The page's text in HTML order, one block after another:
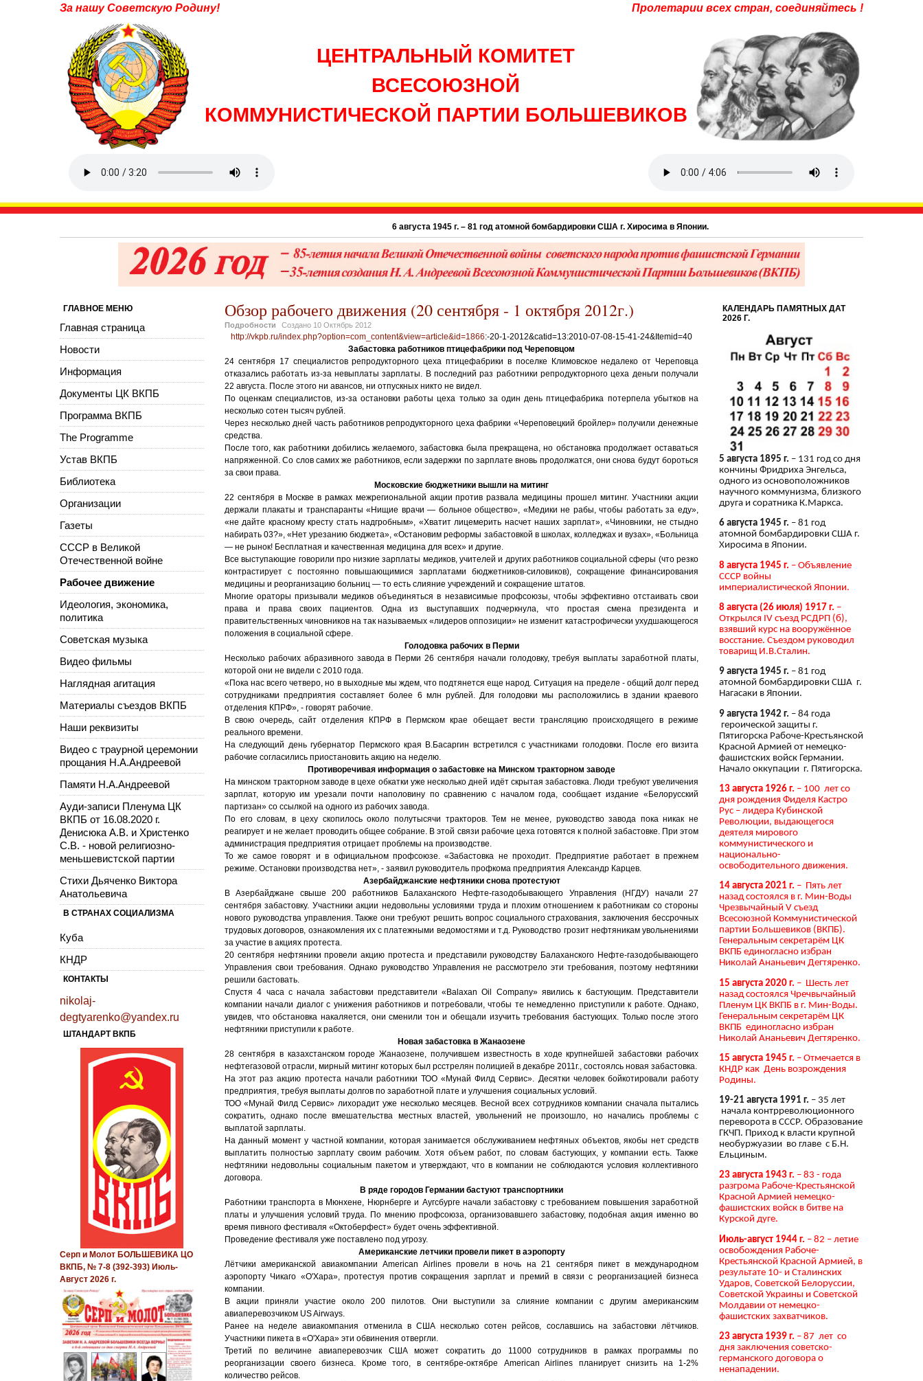
За нашу Советскую Родину! Пролетарии всех стран, соединяйтесь !
ЦЕНТРАЛЬНЫЙ КОМИТЕТ
ВСЕСОЮЗНОЙ
КОММУНИСТИЧЕСКОЙ ПАРТИИ БОЛЬШЕВИКОВ
6 августа 1945 г. – 81 год атомной бомбардировки США г. Хиросима в Японии.
Обзор рабочего движения (20 сентября - 1 октября 2012г.)
Подробности Создано 10 Октябрь 2012
http://vkpb.ru/index.php?option=com_content&view=article&id=1866:-20-1-2012&catid=13:2010-07-08-15-41-24&Itemid=40
Забастовка работников птицефабрики под Череповцом
24 сентября 17 специалистов репродукторного цеха птицефабрики в поселке Климовское недалеко от Череповца
отказались работать из-за невыплаты зарплаты. В последний раз работники репродукторного цеха деньги получали
22 августа. После этого ни авансов, ни отпускных никто не видел.
По оценкам специалистов, из-за остановки работы цеха только за один день птицефабрика потерпела убытков на
несколько сотен тысяч рублей.
Через несколько дней часть работников репродукторного цеха фабрики «Череповецкий бройлер» получили денежные
средства.
После того, как работники добились желаемого, забастовка была прекращена, но обстановка продолжает оставаться
напряженной. Со слов самих же работников, если задержки по зарплате вновь продолжатся, они снова будут бороться
за свои права.
Московские бюджетники вышли на митинг
22 сентября в Москве в рамках межрегиональной акции против развала медицины прошел митинг. Участники акции
держали плакаты и транспаранты «Нищие врачи — больное общество», «Медики не рабы, чтобы работать за еду»,
«не дайте красному кресту стать надгробным», «Хватит лицемерить насчет наших зарплат», «Чиновники, не стыдно
набирать 03?», «Нет урезанию бюджета», «Остановим реформы забастовкой в школах, колледжах и вузах», «Больница
— не рынок! Бесплатная и качественная медицина для всех» и другие.
Все выступающие говорили про низкие зарплаты медиков, учителей и других работников социальной сферы (что резко
контрастирует с постоянно повышающимися зарплатами бюджетников-силовиков), сокращение финансирования
медицины и реорганизацию больниц — то есть слияние учреждений и сокращение штатов.
Многие ораторы призывали медиков объединяться в независимые профсоюзы, чтобы эффективно отстаивать свои
права и права своих пациентов. Одна из выступавших подчеркнула, что простая смена президента и
правительственных чиновников на так называемых «лидеров оппозиции» не изменит катастрофически ухудшающегося
положения в социальной сфере.
Голодовка рабочих в Перми
Несколько рабочих абразивного завода в Перми 26 сентября начали голодовку, требуя выплаты заработной платы,
которой они не видели с 2010 года.
«Пока нас всего четверо, но в выходные мы ждем, что подтянется еще народ. Ситуация на пределе - общий долг перед
сотрудниками предприятия составляет более 6 млн рублей. Для голодовки мы расположились в здании краевого
отделения КПРФ», - говорят рабочие.
В свою очередь, сайт отделения КПРФ в Пермском крае обещает вести трансляцию происходящего в режиме
реального времени.
На следующий день губернатор Пермского края В.Басаргин встретился с участниками голодовки. После его визита
рабочие согласились приостановить акцию на неделю.
Противоречивая информация о забастовке на Минском тракторном заводе
На минском тракторном заводе в цехе обкатки уже несколько дней идёт скрытая забастовка. Люди требуют увеличения
зарплат, которую им урезали почти наполовину по сравнению с началом года, сообщает издание «Белорусский
партизан» со ссылкой на одного из рабочих завода.
По его словам, в цеху скопилось около полутысячи тракторов. Тем не менее, руководство завода пока никак не
реагирует и не желает проводить общее собрание. В этой связи рабочие цеха готовятся к полной забастовке. При этом
администрация предприятия отрицает проблемы на производстве.
То же самое говорят и в официальном профсоюзе. «Забастовка не проходит. Предприятие работает в прежнем
режиме. Остановки производства нет», - заявил руководитель профкома предприятия Александр Карцев.
Азербайджанские нефтяники снова протестуют
В Азербайджане свыше 200 работников Балаханского Нефте-газодобывающего Управления (НГДУ) начали 27
сентября забастовку. Участники акции недовольны условиями труда и плохим отношением к работникам со стороны
нового руководства управления. Также они требуют решить вопрос социального страхования, заключения бессрочных
трудовых договоров, ознакомления их с платежными ведомостями и т.д. Руководство грозит нефтяникам увольнениями
за участие в акциях протеста.
20 сентября нефтяники провели акцию протеста и представили руководству Балаханского Нефте-газодобывающего
Управления свои требования. Однако руководство Управления не рассмотрело эти требования, поэтому нефтяники
решили бастовать.
Спустя 4 часа с начала забастовки представители «Balaxan Oil Company» явились к бастующим. Представители
компании начали диалог с унижения работников и потребовали, чтобы те немедленно приступили к работе. Однако,
увидев, что обстановка накаляется, они сменили тон и обещали изучить требования бастующих. Только после этого
нефтяники приступили к работе.
Новая забастовка в Жанаозене
28 сентября в казахстанском городе Жанаозене, получившем известность в ходе крупнейшей забастовки рабочих
нефтегазовой отрасли, мирный митинг которых был рсстрелян полицией в декабре 2011г., состоялсь новая забастовка.
На этот раз акцию протеста начали работники ТОО «Мунай Филд Сервис». Десятки человек бойкотировали работу
предприятия, требуя выплаты долгов по заработной плате и улучшения социальных условий.
ТОО «Мунай Филд Сервис» лихорадит уже несколько месяцев. Весной всех сотрудников компании сначала пытались
сократить, однако после вмешательства местных властей, увольнений не произошло, но начались проблемы с
выплатой зарплаты.
На данный момент у частной компании, которая занимается обслуживанием нефтяных объектов, якобы нет средств
выплатить полностью зарплату своим рабочим. Хотя объем работ, по словам бастующих, у компании есть. Также
нефтяники недовольны социальным пакетом и утверждают, что в компании не соблюдаются условия коллективного
договора.
В ряде городов Германии бастуют транспортники
Работники транспорта в Мюнхене, Нюрнберге и Аугсбурге начали забастовку с требованием повышения заработной
платы и улучшения условий труда. По мнению профсоюза, организовавшего забастовку, подобная акция именно во
время пивного фестиваля «Октоберфест» будет очень эффективной.
Проведение фестиваля уже поставлено под угрозу.
Американские летчики провели пикет в аэропорту
Лётчики американской авиакомпании American Airlines провели в ночь на 21 сентября пикет в международном
аэропорту Чикаго «О'Хара», протестуя против сокращения зарплат и премий в связи с реорганизацией бизнеса
компании.
В акции приняли участие около 200 пилотов. Они выступили за слияние компании с другим американским
авиаперевозчиком US Airways.
Ранее на неделе авиакомпания отменила в США несколько сотен рейсов, сославшись на забастовки лётчиков.
Участники пикета в «О'Хара» эти обвинения отвергли.
Третий по величине авиаперевозчик США может сократить до 11000 сотрудников в рамках программы по
реорганизации своего бизнеса. Кроме того, в сентябре-октябре American Airlines планирует снизить на 1-2%
количество рейсов.
ГЛАВНОЕ МЕНЮ
Главная страница
Новости
Информация
Документы ЦК ВКПБ
Программа ВКПБ
The Programme
Устав ВКПБ
Библиотека
Организации
Газеты
СССР в Великой
Отечественной войне
Рабочее движение
Идеология, экономика,
политика
Советская музыка
Видео фильмы
Наглядная агитация
Материалы съездов ВКПБ
Наши реквизиты
Видео с траурной церемонии
прощания Н.А.Андреевой
Памяти Н.А.Андреевой
Ауди-записи Пленума ЦК
ВКПБ от 16.08.2020 г.
Денисюка А.В. и Христенко
С.В. - новой религиозно-
меньшевистской партии
Стихи Дьяченко Виктора
Анатольевича
В СТРАНАХ СОЦИАЛИЗМА
Куба
КНДР
КОНТАКТЫ
nikolaj-
degtyarenko@yandex.ru
ШТАНДАРТ ВКПБ
Серп и Молот БОЛЬШЕВИКА ЦО
ВКПБ, № 7-8 (392-393) Июль-
Август 2026 г.
КАЛЕНДАРЬ ПАМЯТНЫХ ДАТ
2026 Г.
5 августа 1895 г. – 131 год со дня
кончины Фридриха Энгельса,
одного из основоположников
научного коммунизма, близкого
друга и соратника К.Маркса.
6 августа 1945 г. – 81 год
атомной бомбардировки США г.
Хиросима в Японии.
8 августа 1945 г. – Объявление
СССР войны
империалистической Японии.
8 августа (26 июля) 1917 г. –
Открылся IV съезд РСДРП (б),
взявший курс на вооружённое
восстание. Съездом руководил
товарищ И.В.Сталин.
9 августа 1945 г. – 81 год
атомной бомбардировки США г.
Нагасаки в Японии.
9 августа 1942 г. – 84 года
героической защиты г.
Пятигорска Рабоче-Крестьянской
Красной Армией от немецко-
фашистских войск Германии.
Начало оккупации г. Пятигорска.
13 августа 1926 г. – 100 лет со
дня рождения Фиделя Кастро
Рус – лидера Кубинской
Революции, выдающегося
деятеля мирового
коммунистического и
национально-
освободительного движения.
14 августа 2021 г. – Пять лет
назад состоялся в г. Мин-Воды
Чрезвычайный V съезд
Всесоюзной Коммунистической
партии Большевиков (ВКПБ).
Генеральным секретарём ЦК
ВКПБ единогласно избран
Николай Ананьевич Дегтяренко.
15 августа 2020 г. – Шесть лет
назад состоялся Чречвычайный
Пленум ЦК ВКПБ в г. Мин-Воды.
Генеральным секретарём ЦК
ВКПБ единогласно избран
Николай Ананьевич Дегтяренко.
15 августа 1945 г. – Отмечается в
КНДР как День возрождения
Родины.
19-21 августа 1991 г. – 35 лет
начала контрреволюционного
переворота в СССР. Образование
ГКЧП. Приход к власти крупной
необуржуазии во главе с Б.Н.
Ельциным.
23 августа 1943 г. – 83 - года
разгрома Рабоче-Крестьянской
Красной Армией немецко-
фашистских войск в битве на
Курской дуге.
Июль-август 1944 г. – 82 – летие
освобождения Рабоче-
Крестьянской Красной Армией, в
результате 10- и Сталинских
Ударов, Советской Белоруссии,
Советской Украины и Советской
Молдавии от немецко-
фашистских захватчиков.
23 августа 1939 г. – 87 лет со
дня заключения советско-
германского договора о
ненападении.